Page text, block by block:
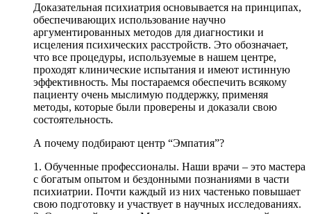
Доказательная психиатрия основывается на принципах,
обеспечивающих использование научно
аргументированных методов для диагностики и
исцеления психических расстройств. Это обозначает,
что все процедуры, используемые в нашем центре,
проходят клинические испытания и имеют истинную
эффективность. Мы постараемся обеспечить всякому
пациенту очень мыслимую поддержку, применяя
методы, которые были проверены и доказали свою
состоятельность.
А почему подбирают центр “Эмпатия”?
1. Обученные профессионалы. Наши врачи – это мастера
с богатым опытом и бездонными познаниями в части
психиатрии. Почти каждый из них частенько повышает
свою подготовку и участвует в научных исследованиях.